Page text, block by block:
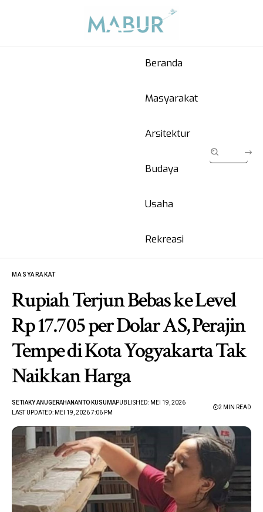
Beranda
Masyarakat
Arsitektur
Budaya
Usaha
Rekreasi
MASYARAKAT
Rupiah Terjun Bebas ke Level
Rp 17.705 per Dolar AS, Perajin
Tempe di Kota Yogyakarta Tak
Naikkan Harga
LAST UPDATED: MEI 19, 2026 7:06 PM
SETIAKY ANUGERAHANANTO KUSUMAPUBLISHED: MEI 19, 2026
2 MIN READ